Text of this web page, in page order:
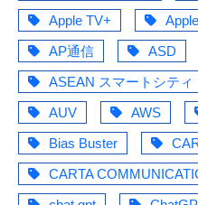
Apple TV+
AP通信
ASD
ASEAN スマートシティ
AUV
AWS
Bias Buster
CARTA